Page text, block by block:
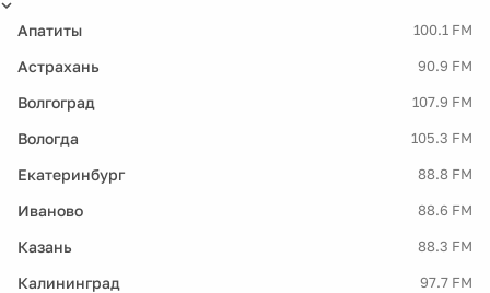
Апатиты 100.1 FM
Астрахань 90.9 FM
Волгоград 107.9 FM
Вологда 105.3 FM
Екатеринбург 88.8 FM
Иваново 88.6 FM
Казань 88.3 FM
Калининград 97.7 FM